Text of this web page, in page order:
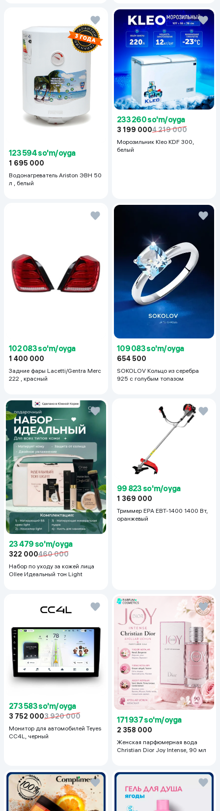
123 594 so'm/oyga
1 695 000
Водонагреватель Ariston ЭВН 50
л , белый
233 260 so'm/oyga
3 199 0004 219 000
Морозильник Kleo KDF 300,
белый
102 083 so'm/oyga
1 400 000
Задние фары Lacetti/Gentra Merc
222 , красный
109 083 so'm/oyga
654 500
SOKOLOV Кольцо из серебра
925 с голубым топазом
23 479 so'm/oyga
322 000460 000
Набор по уходу за кожей лица
Ollee Идеальный тон Light
99 823 so'm/oyga
1 369 000
Триммер EPA EBT-1400 1400 Вт,
оранжевый
273 583 so'm/oyga
3 752 0003 920 000
Монитор для автомобилей Teyes
CC4L, черный
171 937 so'm/oyga
2 358 000
Женская парфюмерная вода
Christian Dior Joy Intense, 90 мл